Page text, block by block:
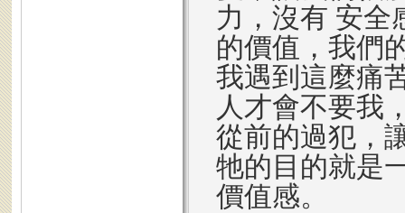
力，沒有 安全
的價值，我們
我遇到這麼痛
人才會不要我
從前的過犯，
牠的目的就是
價值感。